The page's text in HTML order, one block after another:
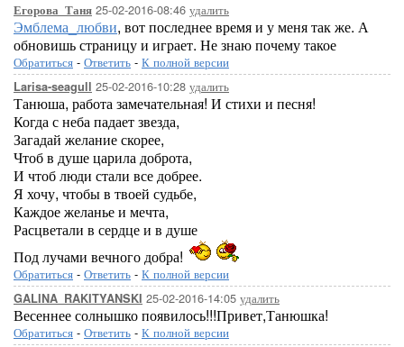
Егорова_Таня 25-02-2016-08:46 удалить
Эмблема_любви, вот последнее время и у меня так же. А
обновишь страницу и играет. Не знаю почему такое
Обратиться - Ответить - К полной версии
Larisa-seagull 25-02-2016-10:28 удалить
Танюша, работа замечательная! И стихи и песня!
Когда с неба падает звезда,
Загадай желание скорее,
Чтоб в душе царила доброта,
И чтоб люди стали все добрее.
Я хочу, чтобы в твоей судьбе,
Каждое желанье и мечта,
Расцветали в сердце и в душе
Под лучами вечного добра!
Обратиться - Ответить - К полной версии
GALINA_RAKITYANSKI 25-02-2016-14:05 удалить
Весеннее солнышко появилось!!!Привет,Танюшка!
Обратиться - Ответить - К полной версии